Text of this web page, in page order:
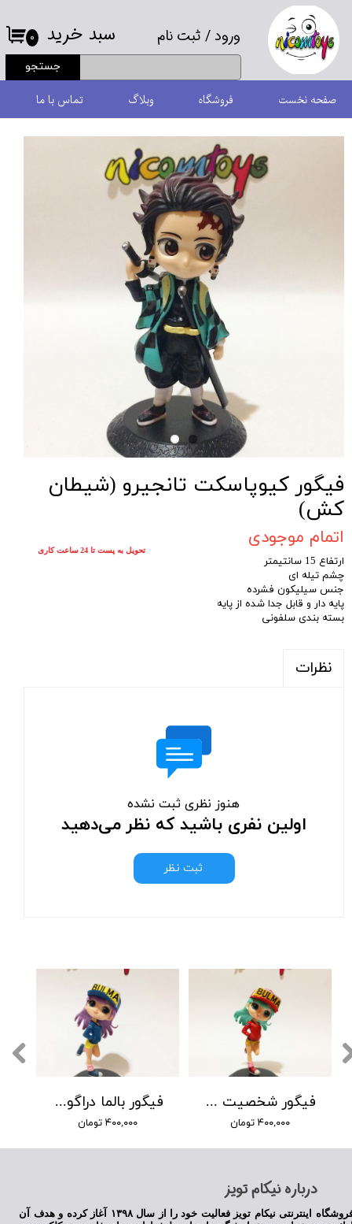
ورود/ ثبت نام
حساب کاربری من
تغییر گذر واژه
سفارشات
خروج از حساب کاربری
جستجو
۰ سبد خرید
صفحه نخست فروشگاه وبلاگ تماس با ما
فیگور کیوپاسکت تانجیرو (شیطان
کش)
اتمام موجودی
ارتفاع 15 سانتیمتر
چشم تیله ای
جنس سیلیکون فشرده
پایه دار و قابل جدا شده از پایه
بسته بندی سلفونی
نظرات
هنوز نظری ثبت نشده
اولین نفری باشید که نظر می‌دهید
ثبت نظر
فیگور بالما دراگون بال
۴۰۰,۰۰۰ تومان
فیگور شخصیت بالما انیمه دراگون بال
۴۰۰,۰۰۰ تومان
تحویل به پست تا 24 ساعت کاری
​درباره نیکام تویز
فروشگاه اینترنتی نیکام تویز فعالیت خود را از سال ۱۳۹۸ آغاز کرده و هدف آن